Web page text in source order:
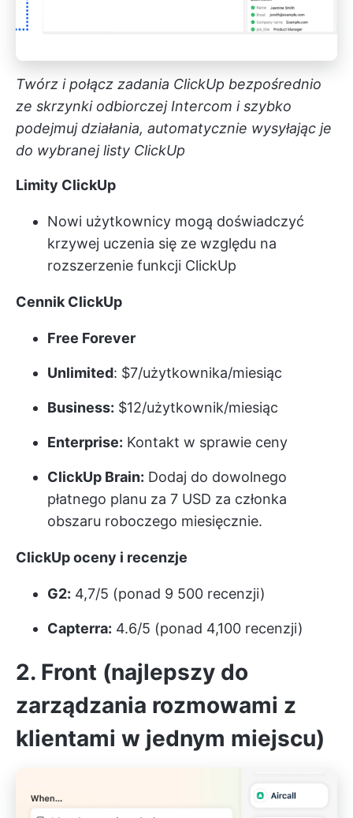
Twórz i połącz zadania ClickUp bezpośrednio
ze skrzynki odbiorczej Intercom i szybko
podejmuj działania, automatycznie wysyłając je
do wybranej listy ClickUp
Limity ClickUp
Nowi użytkownicy mogą doświadczyć
krzywej uczenia się ze względu na
rozszerzenie funkcji ClickUp
Cennik ClickUp
Free Forever
Unlimited: $7/użytkownika/miesiąc
Business: $12/użytkownik/miesiąc
Enterprise: Kontakt w sprawie ceny
ClickUp Brain: Dodaj do dowolnego
płatnego planu za 7 USD za członka
obszaru roboczego miesięcznie.
ClickUp oceny i recenzje
G2: 4,7/5 (ponad 9 500 recenzji)
Capterra: 4.6/5 (ponad 4,100 recenzji)
2. Front (najlepszy do
zarządzania rozmowami z
klientami w jednym miejscu)